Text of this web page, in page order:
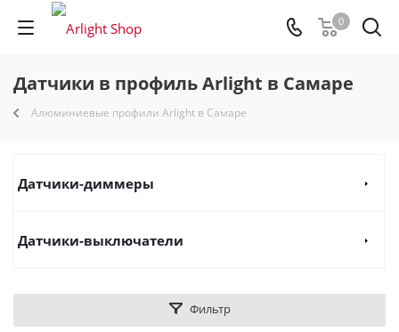
0
Датчики в профиль Arlight в Самаре
Алюминиевые профили Arlight в Самаре
Датчики-диммеры
Датчики-выключатели
Фильтр